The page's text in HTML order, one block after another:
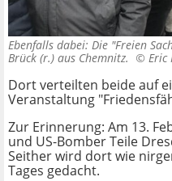
Ebenfalls dabei: Die "Freien
Brück (r.) aus Chemnitz. © Eric
Dort verteilten beide auf
Veranstaltung
Zur Erinnerung: Am 13.
und US-Bomber Teile
Seither wird dort wie
Tages gedacht.